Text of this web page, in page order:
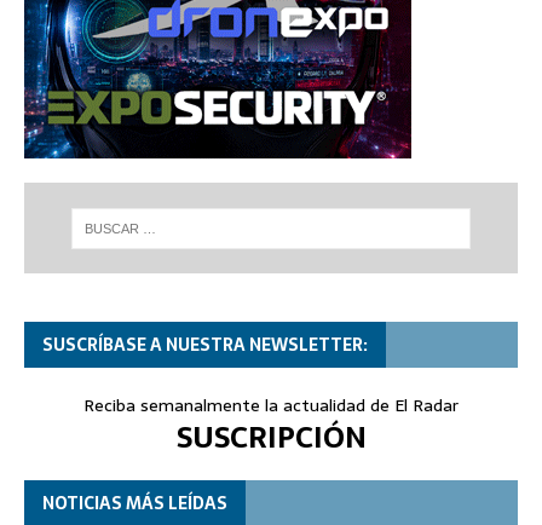
SUSCRÍBASE A NUESTRA NEWSLETTER:
Reciba semanalmente la actualidad de El Radar
SUSCRIPCIÓN
NOTICIAS MÁS LEÍDAS